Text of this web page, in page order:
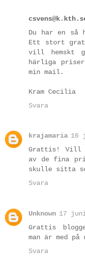
Du har en så
Ett stort
vill hemskt
härliga
min mail.
Kram Cecilia
Svara
krajamaria 16
Grattis! Vill
av de fina
skulle sitta
Svara
Unknown 17
Grattis
man är med
Svara